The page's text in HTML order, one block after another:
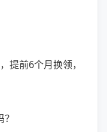
提前6个月换领，